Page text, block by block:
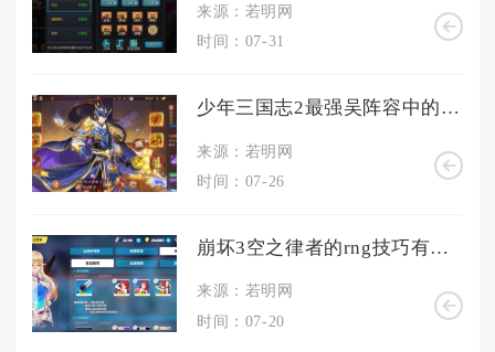
来源：若明网
时间：07-31
少年三国志2最强吴阵容中的紫金将是否有替代选择
来源：若明网
时间：07-26
崩坏3空之律者的rng技巧有哪些
来源：若明网
时间：07-20